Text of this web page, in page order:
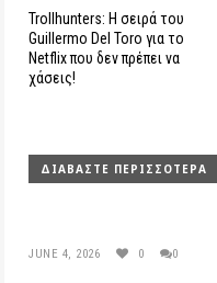
Trollhunters: H σειρά του
Guillermo Del Toro για το
Netflix που δεν πρέπει να
χάσεις!
ΔΙΑΒΆΣΤΕ ΠΕΡΙΣΣΌΤΕΡΑ
JUNE 4, 2026 0 0